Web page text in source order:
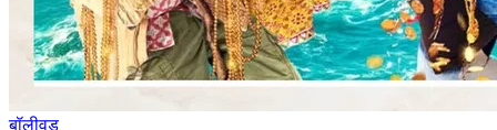
बॉलीवुड